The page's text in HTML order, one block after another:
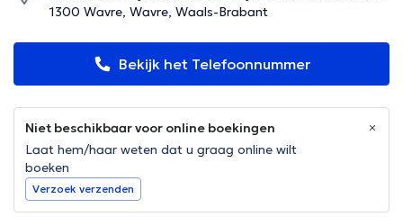
1300 Wavre, Wavre, Waals-Brabant
Bekijk het Telefoonnummer
Niet beschikbaar voor online boekingen
Laat hem/haar weten dat u graag online wilt
boeken
Verzoek verzenden